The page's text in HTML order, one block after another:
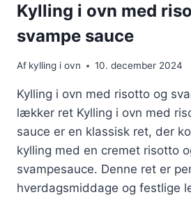
Kylling i ovn med
svampe sauce
Af kylling i ovn 10. december 2024
Kylling i ovn med risotto og
lækker ret Kylling i ovn med
sauce er en klassisk ret, der
kylling med en cremet risotto
svampesauce. Denne ret er
hverdagsmiddage og festlige